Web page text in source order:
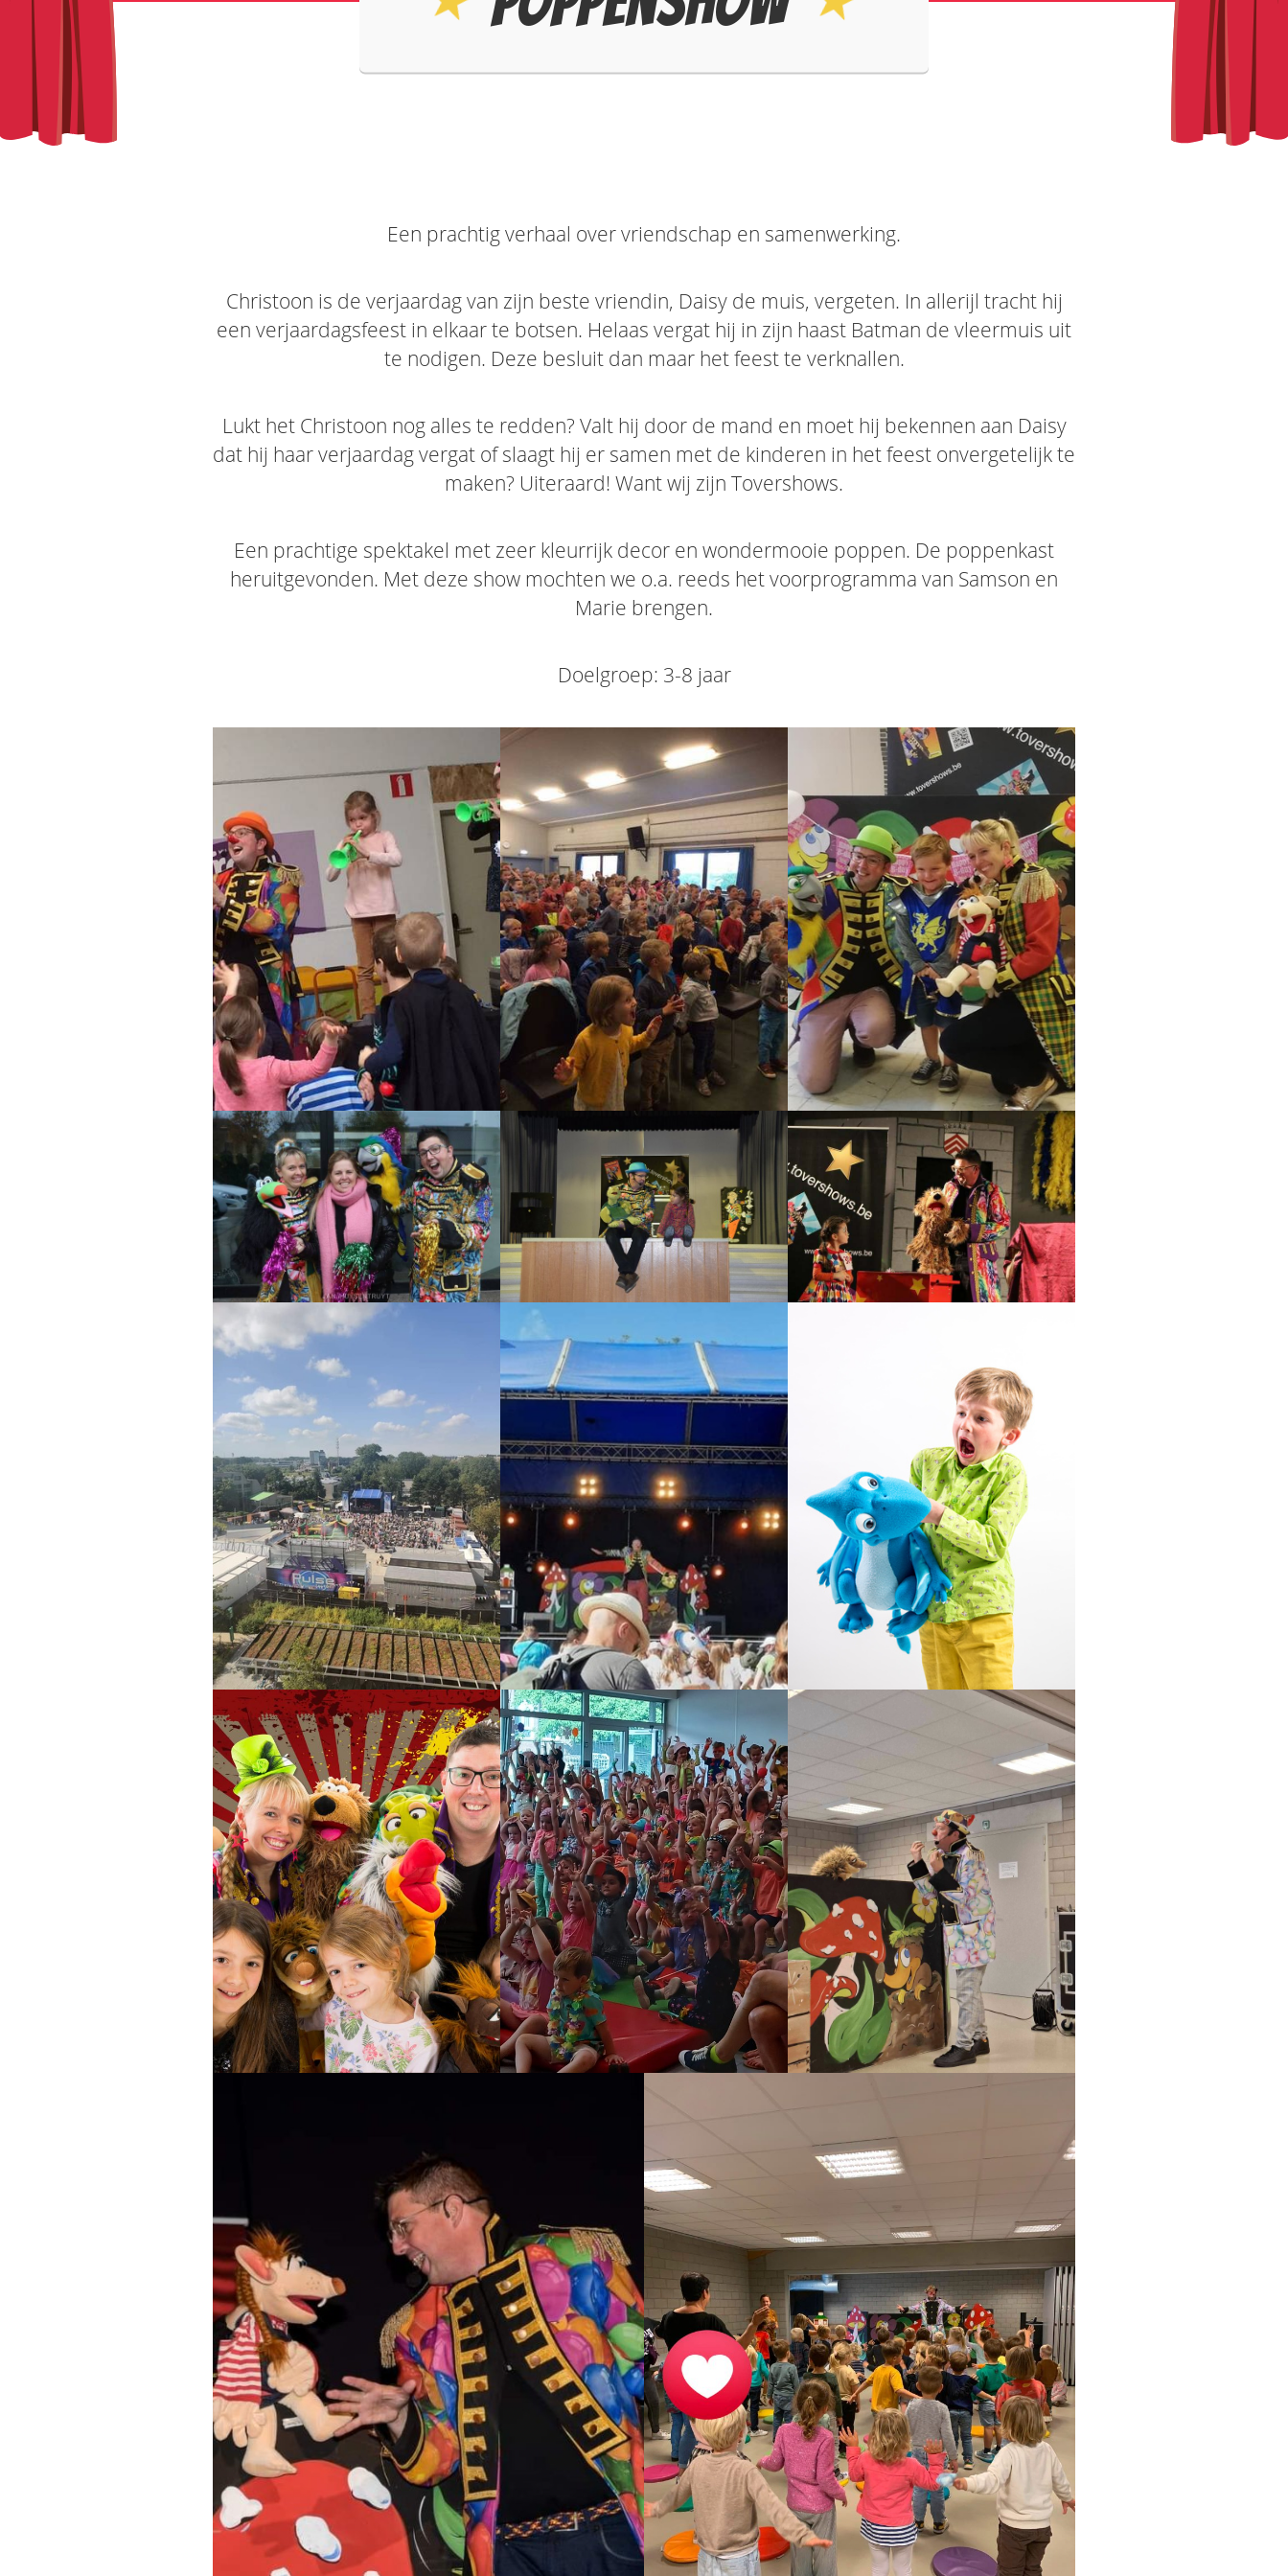
Een prachtig verhaal over vriendschap en samenwerking.
Christoon is de verjaardag van zijn beste vriendin, Daisy de muis, vergeten. In allerijl tracht hij
een verjaardagsfeest in elkaar te botsen. Helaas vergat hij in zijn haast Batman de vleermuis uit
te nodigen. Deze besluit dan maar het feest te verknallen.
Lukt het Christoon nog alles te redden? Valt hij door de mand en moet hij bekennen aan Daisy
dat hij haar verjaardag vergat of slaagt hij er samen met de kinderen in het feest onvergetelijk te
maken? Uiteraard! Want wij zijn Tovershows.
Een prachtige spektakel met zeer kleurrijk decor en wondermooie poppen. De poppenkast
heruitgevonden. Met deze show mochten we o.a. reeds het voorprogramma van Samson en
Marie brengen.
Doelgroep: 3-8 jaar